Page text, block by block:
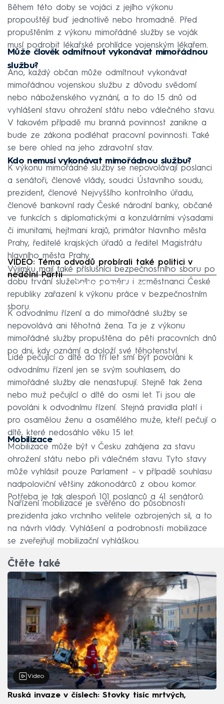
Během této doby se vojáci z jejího výkonu
propouštějí buď jednotlivě nebo hromadně. Před
propuštěním z výkonu mimořádné služby se voják
musí podrobit lékařské prohlídce vojenským lékařem.
Může člověk odmítnout vykonávat mimořádnou
službu?
Ano, každý občan může odmítnout vykonávat
mimořádnou vojenskou službu z důvodu svědomí
nebo náboženského vyznání, a to do 15 dnů od
vyhlášení stavu ohrožení státu nebo válečného stavu.
V takovém případě mu branná povinnost zanikne a
bude ze zákona podléhat pracovní povinnosti. Také
se bere ohled na jeho zdravotní stav.
Kdo nemusí vykonávat mimořádnou službu?
K výkonu mimořádné služby se nepovolávají poslanci
a senátoři, členové vlády, soudci Ústavního soudu,
prezident, členové Nejvyššího kontrolního úřadu,
členové bankovní rady České národní banky, občané
ve funkcích s diplomatickými a konzulárními výsadami
či imunitami, hejtmani krajů, primátor hlavního města
Prahy, ředitelé krajských úřadů a ředitel Magistrátu
hlavního města Prahy.
VIDEO: Téma odvodů probírali také politici v
nedělní Partii
Failed to fetch
Výjimku mají také příslušníci bezpečnostního sboru po
dobu trvání služebního poměru i zaměstnanci České
republiky zařazení k výkonu práce v bezpečnostním
sboru.
K odvodnímu řízení a do mimořádné služby se
nepovolává ani těhotná žena. Ta je z výkonu
mimořádné služby propuštěna do pěti pracovních dnů
po dni, kdy oznámí a doloží své těhotenství.
Lidé pečující o dítě do tří let smí být povoláni k
odvodnímu řízení jen se svým souhlasem, do
mimořádné služby ale nenastupují. Stejně tak žena
nebo muž pečující o dítě do osmi let. Ti jsou ale
povoláni k odvodnímu řízení. Stejná pravidla platí i
pro osamělou ženu a osamělého muže, kteří pečují o
dítě, které nedosáhlo věku 15 let.
Mobilizace
Mobilizace může být v Česku zahájena za stavu
ohrožení státu nebo při válečném stavu. Tyto stavy
může vyhlásit pouze Parlament – v případě souhlasu
nadpoloviční většiny zákonodárců z obou komor.
Potřeba je tak alespoň 101 poslanců a 41 senátorů.
Nařízení mobilizace je svěřeno do působnosti
prezidenta jako vrchního velitele ozbrojených sil, a to
na návrh vlády. Vyhlášení a podrobnosti mobilizace
se zveřejňují mobilizační vyhláškou.
Čtěte také
Video
Ruská invaze v číslech: Stovky tisíc mrtvých,